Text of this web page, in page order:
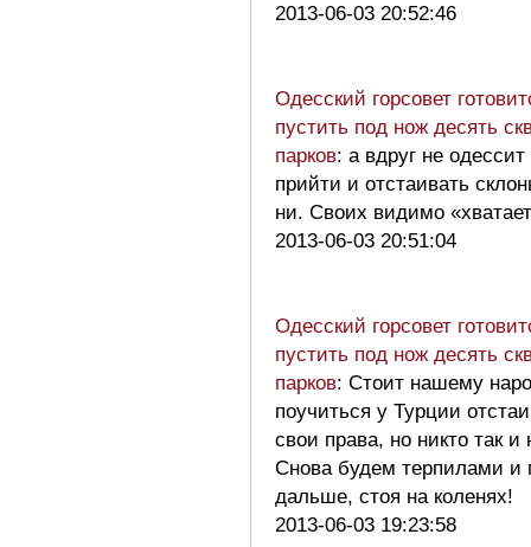
2013-06-03 20:52:46
Одесский горсовет
пустить под нож десять
парков: а вдруг не одессит
прийти и отстаивать
ни. Своих видимо
2013-06-03 20:51:04
Одесский горсовет
пустить под нож десять
парков: Стоит нашему
поучиться у Турции
свои права, но никто так и
Снова будем терпилами и
дальше, стоя на коленях!
2013-06-03 19:23:58